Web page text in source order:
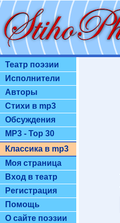
Театр поэзии
Исполнители
Авторы
Стихи в mp3
Обсуждения
MP3 - Top 30
Классика в mp3
Моя страница
Вход в театр
Регистрация
Помощь
О сайте поэзии